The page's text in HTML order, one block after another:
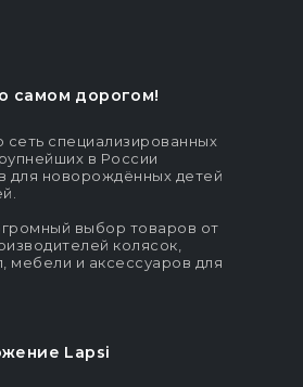
самом дорогом!
сеть специализированных
в России
для новорождённых детей
выбор товаров от
колясок,
мебели и аксессуаров для
Lapsi